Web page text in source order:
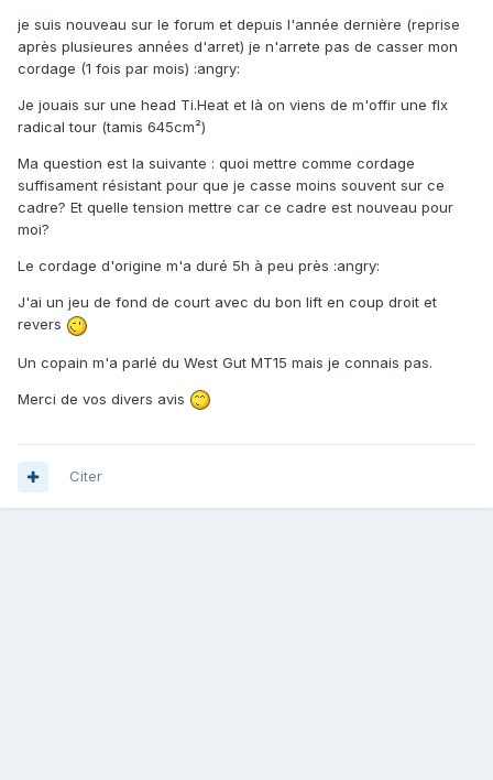
je suis nouveau sur le forum et depuis l'année dernière (reprise
après plusieures années d'arret) je n'arrete pas de casser mon
cordage (1 fois par mois) :angry:
Je jouais sur une head Ti.Heat et là on viens de m'offir une flx
radical tour (tamis 645cm²)
Ma question est la suivante : quoi mettre comme cordage
suffisament résistant pour que je casse moins souvent sur ce
cadre? Et quelle tension mettre car ce cadre est nouveau pour
moi?
Le cordage d'origine m'a duré 5h à peu près :angry:
J'ai un jeu de fond de court avec du bon lift en coup droit et
revers
Un copain m'a parlé du West Gut MT15 mais je connais pas.
Merci de vos divers avis
Citer